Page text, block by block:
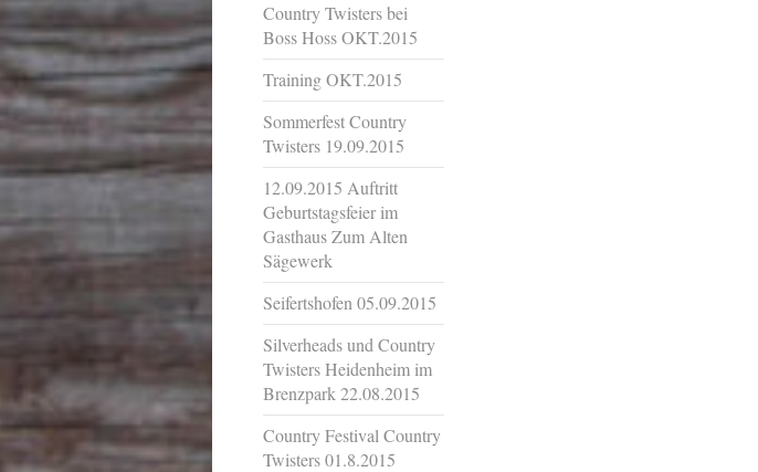
Country Twisters bei
Boss Hoss OKT.2015
Training OKT.2015
Sommerfest Country
Twisters 19.09.2015
12.09.2015 Auftritt
Geburtstagsfeier im
Gasthaus Zum Alten
Sägewerk
Seifertshofen 05.09.2015
Silverheads und Country
Twisters Heidenheim im
Brenzpark 22.08.2015
Country Festival Country
Twisters 01.8.2015